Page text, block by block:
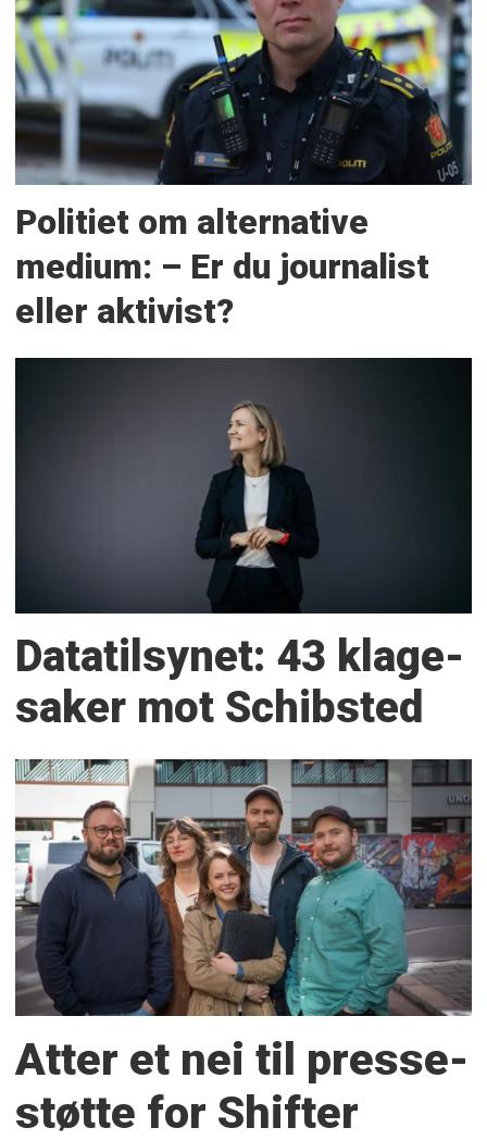
Politiet om alternative
medium: – Er du journalist
eller aktivist?
Datatilsynet: 43 klage­
saker mot Schibsted
Atter et nei til presse­
støtte for Shifter